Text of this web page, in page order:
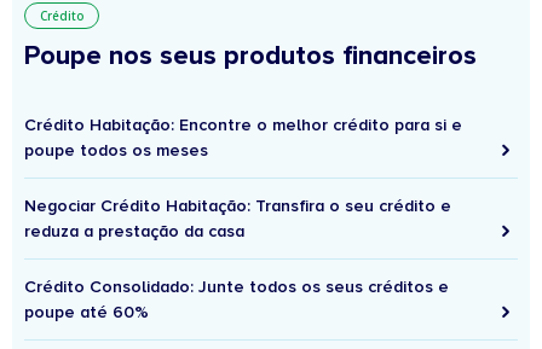
Crédito
Poupe nos seus produtos financeiros
Crédito Habitação: Encontre o melhor crédito para si e
poupe todos os meses
Negociar Crédito Habitação: Transfira o seu crédito e
reduza a prestação da casa
Crédito Consolidado: Junte todos os seus créditos e
poupe até 60%